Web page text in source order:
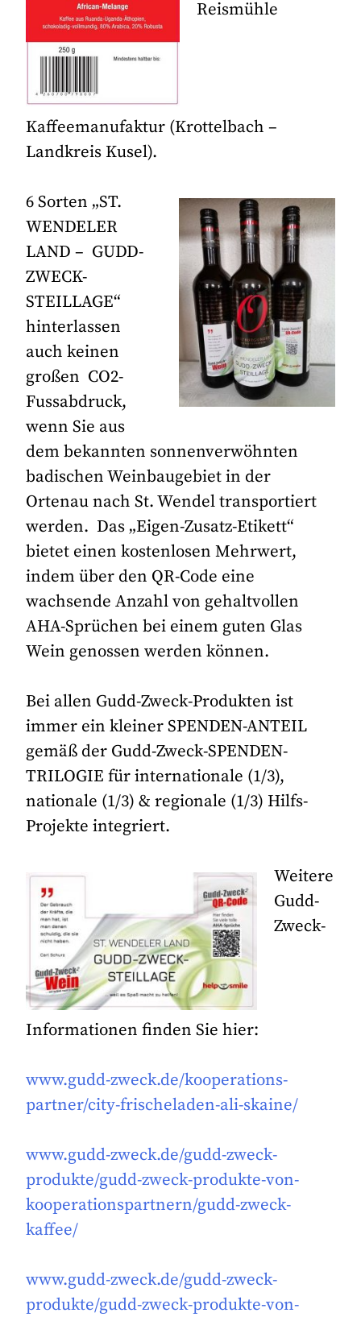
Reismühle
Kaffeemanufaktur (Krottelbach –
Landkreis Kusel).
6 Sorten „ST.
WENDELER
LAND – GUDD-
ZWECK-
STEILLAGE“
hinterlassen
auch keinen
großen CO2-
Fussabdruck,
wenn Sie aus
dem bekannten sonnenverwöhnten
badischen Weinbaugebiet in der
Ortenau nach St. Wendel transportiert
werden. Das „Eigen-Zusatz-Etikett“
bietet einen kostenlosen Mehrwert,
indem über den QR-Code eine
wachsende Anzahl von gehaltvollen
AHA-Sprüchen bei einem guten Glas
Wein genossen werden können.
Bei allen Gudd-Zweck-Produkten ist
immer ein kleiner SPENDEN-ANTEIL
gemäß der Gudd-Zweck-SPENDEN-
TRILOGIE für internationale (1/3),
nationale (1/3) & regionale (1/3) Hilfs-
Projekte integriert.
Weitere
Gudd-
Zweck-
Informationen finden Sie hier:
www.gudd-zweck.de/kooperations-
partner/city-frischeladen-ali-skaine/
www.gudd-zweck.de/gudd-zweck-
produkte/gudd-zweck-produkte-von-
kooperationspartnern/gudd-zweck-
kaffee/
www.gudd-zweck.de/gudd-zweck-
produkte/gudd-zweck-produkte-von-